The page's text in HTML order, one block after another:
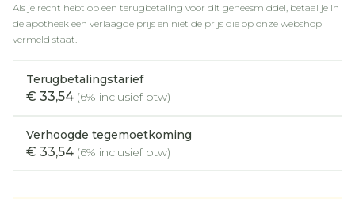
Als je recht hebt op een terugbetaling voor dit geneesmiddel, betaal je in
de apotheek een verlaagde prijs en niet de prijs die op onze webshop
vermeld staat.
Terugbetalingstarief
€ 33,54 (6% inclusief btw)
Verhoogde tegemoetkoming
€ 33,54 (6% inclusief btw)